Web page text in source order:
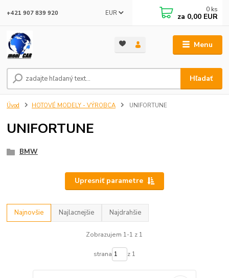
Menu
EUR
Hľadať
+421 907 839 920 0 ks
za 0,00 EUR
Úvod HOTOVÉ MODELY - VÝROBCA UNIFORTUNE
UNIFORTUNE
BMW
Upresniť parametre
Najnovšie Najlacnejšie Najdrahšie
Zobrazujem 1-1 z 1
strana z 1